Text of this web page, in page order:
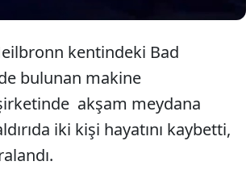
kentindeki Bad
bulunan makine
akşam meydana
iki kişi hayatını kaybetti,